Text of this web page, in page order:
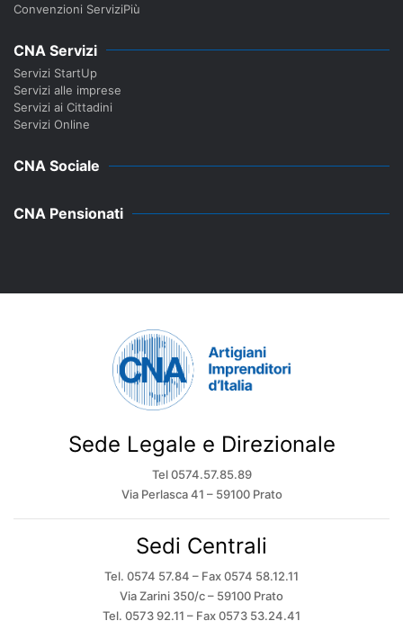
Convenzioni ServiziPiù
CNA Servizi
Servizi StartUp
Servizi alle imprese
Servizi ai Cittadini
Servizi Online
CNA Sociale
CNA Pensionati
Sede Legale e Direzionale
Tel 0574.57.85.89
Via Perlasca 41 – 59100 Prato
Sedi Centrali
Tel. 0574 57.84 – Fax 0574 58.12.11
Via Zarini 350/c – 59100 Prato
Tel. 0573 92.11 – Fax 0573 53.24.41